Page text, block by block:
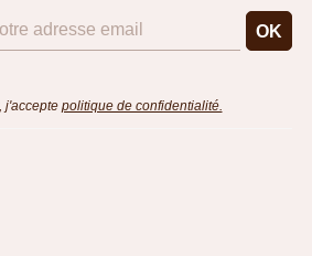
j'accepte politique de confidentialité.